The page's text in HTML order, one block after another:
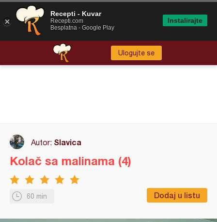
Ulogujte se
Autor: Slavica
60 min Dodaj u listu
Kolač sa malinama (4)
Recepti - Kuvar
Recepti.com
Besplatna - Google Play
Instalirajte